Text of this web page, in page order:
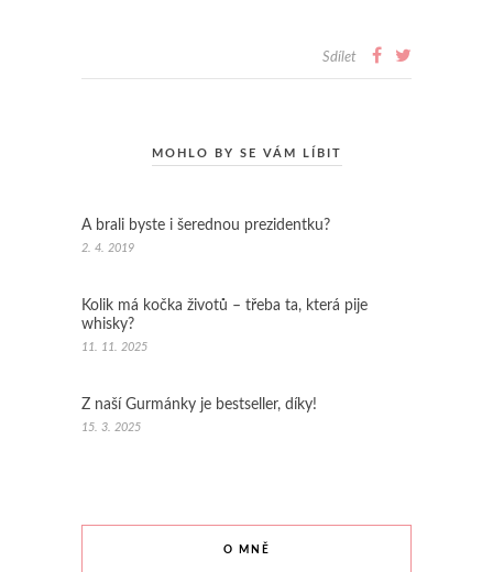
Sdílet
MOHLO BY SE VÁM LÍBIT
A brali byste i šerednou prezidentku?
2. 4. 2019
Kolik má kočka životů – třeba ta, která pije
whisky?
11. 11. 2025
Z naší Gurmánky je bestseller, díky!
15. 3. 2025
O MNĚ